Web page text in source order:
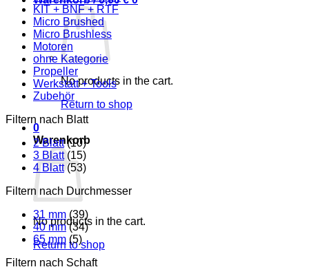
No products in the cart.
Return to shop
0
Warenkorb
No products in the cart.
Return to shop
KIT + BNF + RTF
Micro Brushed
Micro Brushless
Motoren
ohne Kategorie
Propeller
Werkstatt + Tools
Zubehör
Filtern nach Blatt
2 Blatt (10)
3 Blatt (15)
4 Blatt (53)
Filtern nach Durchmesser
31 mm (39)
40 mm (34)
65 mm (5)
Filtern nach Schaft